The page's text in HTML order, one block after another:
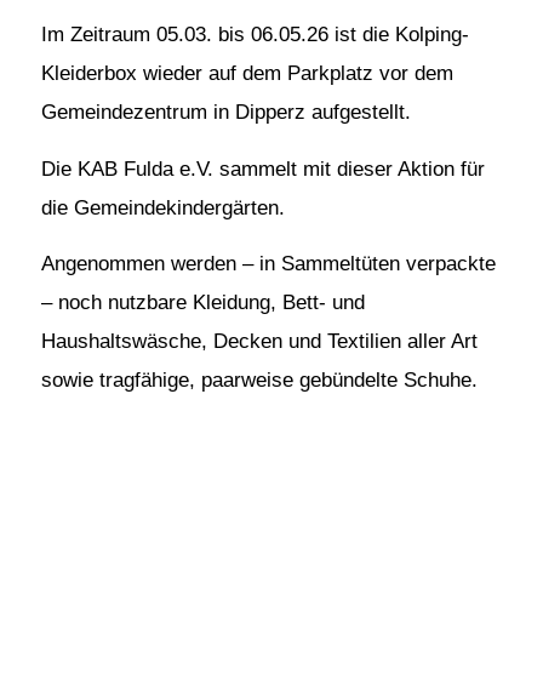
Im Zeitraum 05.03. bis 06.05.26 ist die Kolping-
Kleiderbox wieder auf dem Parkplatz vor dem
Gemeindezentrum in Dipperz aufgestellt.
Die KAB Fulda e.V. sammelt mit dieser Aktion für
die Gemeindekindergärten.
Angenommen werden – in Sammeltüten verpackte
– noch nutzbare Kleidung, Bett- und
Haushaltswäsche, Decken und Textilien aller Art
sowie tragfähige, paarweise gebündelte Schuhe.